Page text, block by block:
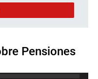
Pensiones